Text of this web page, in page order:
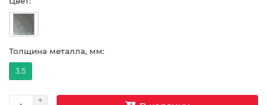
Толщина металла, мм:
3.5